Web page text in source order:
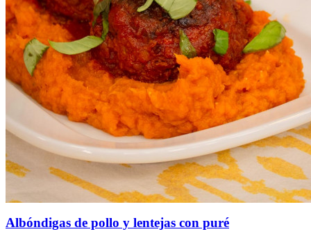
Albóndigas de pollo y lentejas con puré